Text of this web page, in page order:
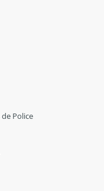
Police